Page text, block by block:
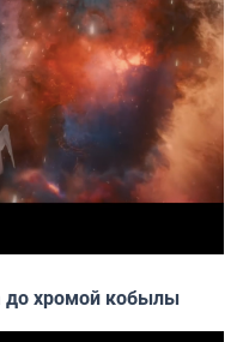
до хромой кобылы